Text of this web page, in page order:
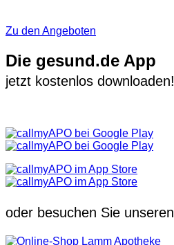
Zu den Angeboten
Die gesund.de App
jetzt kostenlos downloaden!
oder besuchen Sie unseren